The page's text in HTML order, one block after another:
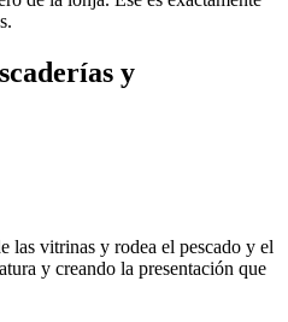
y
las vitrinas y rodea el pescado y el
y creando la presentación que